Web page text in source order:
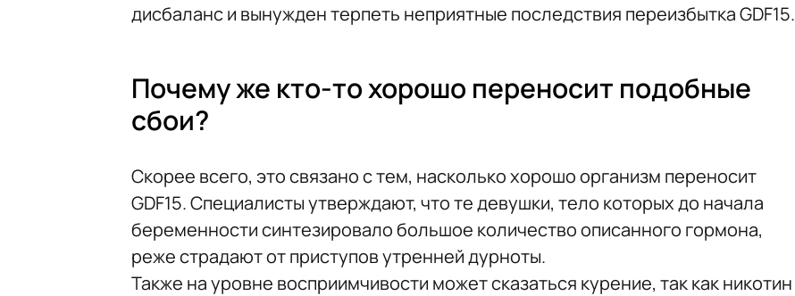
дисбаланс и вынужден терпеть неприятные последствия переизбытка GDF15.
Почему же кто-то хорошо переносит подобные
сбои?
Скорее всего, это связано с тем, насколько хорошо организм переносит
GDF15. Специалисты утверждают, что те девушки, тело которых до начала
беременности синтезировало большое количество описанного гормона,
реже страдают от приступов утренней дурноты.
Также на уровне восприимчивости может сказаться курение, так как никотин